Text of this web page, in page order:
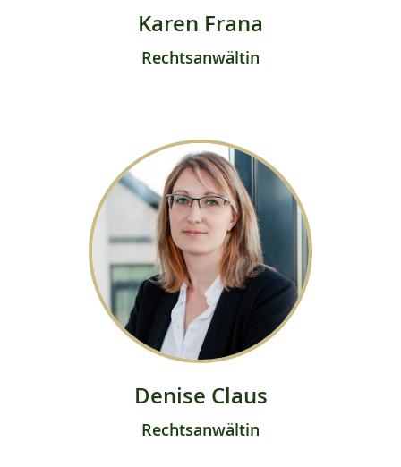
Karen Frana
Rechtsanwältin
Denise Claus
Rechtsanwältin